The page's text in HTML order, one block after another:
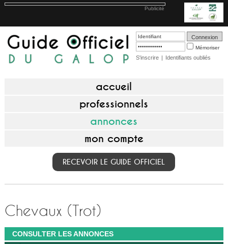
Publicité
Mémoriser
S'inscrire | Identifiants oubliés
accueil
professionnels
annonces
mon compte
RECEVOIR LE GUIDE OFFICIEL
Chevaux (Trot)
CONSULTER LES ANNONCES